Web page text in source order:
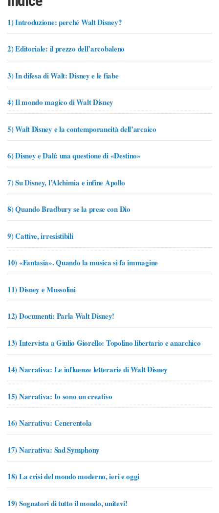
1)Introduzione: perché Walt Disney?
2)Editoriale: il prezzo dell’arcobaleno
3)In difesa di Walt: Disney e le fiabe
4)Il mondo magico di Walt Disney
5)Walt Disney e la contemporaneità dell’arcaico
6)Disney e Dalí: una questione di «Destino»
7)Su Disney, l’Alchimia e infine Apollo
8)Quando Bradbury se la prese con Dio
9)Cattive, irresistibili
10)«Fantasia». Quando la musica si fa immagine
11)Disney e Mussolini
12)Documenti: Parla Walt Disney!
13)Intervista a Giulio Giorello: Topolino libertario e anarchico
14)Narrativa: Le influenze letterarie di Walt Disney
15)Narrativa: Io sono un creativo
16)Narrativa: Cenerentola
17)Narrativa: Sad Symphony
18)La crisi del mondo moderno, ieri e oggi
19)Sognatori di tutto il mondo, unitevi!